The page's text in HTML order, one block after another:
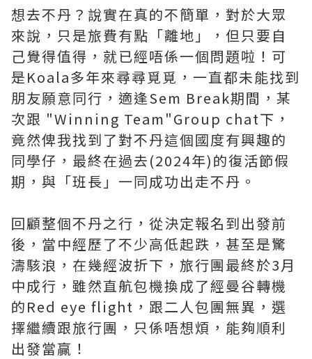
想去不丹？說實在真的不簡單，對於大眾
來說，只是旅費有點「離地」，但只要自
己覺得值得，就已經唔係一個問題啦！可
是Koala多年來尋尋覓覓，一直都未能找到
朋友願意同行，適逢Sem Break期間，某
次跟 "Winning Team"Group chat下，
竟然俾我找到了對不丹這個國度有興趣的
同學仔，最終在過去(2024年)的復活節假
期，與「班長」一同成功出走不丹。
回顧整個不丹之行，從決定報名到出發前
後，當中經歷了不少高低起跌，甚至是驚
濤駭浪，在幾經波折下，旅行團最終於3月
中成行，雖然直航包機換成了經曼谷轉機
的Red eye flight，跟二人包團無異，選
擇繼續跟旅行團，只係唔想煩，能夠順利
出發當贏！